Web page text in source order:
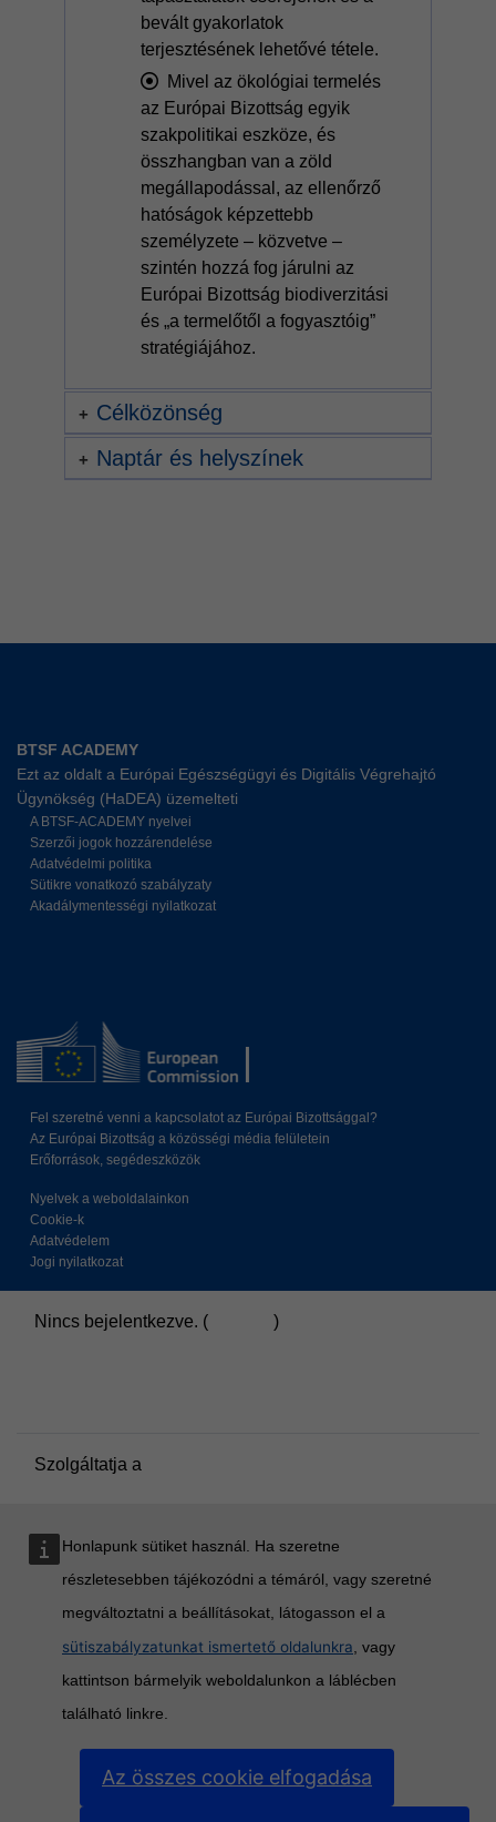
Honlapunk sütiket használ. Ha szeretne
részletesebben tájékozódni a témáról, vagy szeretné
megváltoztatni a beállításokat, látogasson el a
sütiszabályzatunkat ismertető oldalunkra, vagy
kattintson bármelyik weboldalunkon a láblécben
található linkre.
Az összes cookie elfogadása
bevált gyakorlatok
terjesztésének lehetővé tétele.
Mivel az ökológiai termelés
az Európai Bizottság egyik
szakpolitikai eszköze, és
összhangban van a zöld
megállapodással, az ellenőrző
hatóságok képzettebb
személyzete – közvetve –
szintén hozzá fog járulni az
Európai Bizottság biodiverzitási
és „a termelőtől a fogyasztóig”
stratégiájához.
Célközönség
Naptár és helyszínek
BTSF ACADEMY
Ezt az oldalt a Európai Egészségügyi és Digitális Végrehajtó
Ügynökség (HaDEA) üzemelteti
A BTSF-ACADEMY nyelvei
Szerzői jogok hozzárendelése
Adatvédelmi politika
Sütikre vonatkozó szabályzaty
Akadálymentességi nyilatkozat
Fel szeretné venni a kapcsolatot az Európai Bizottsággal?
Az Európai Bizottság a közösségi média felületein
Erőforrások, segédeszközök
Nyelvek a weboldalainkon
Cookie-k
Adatvédelem
Jogi nyilatkozat
Nincs bejelentkezve. (
)
Szolgáltatja a